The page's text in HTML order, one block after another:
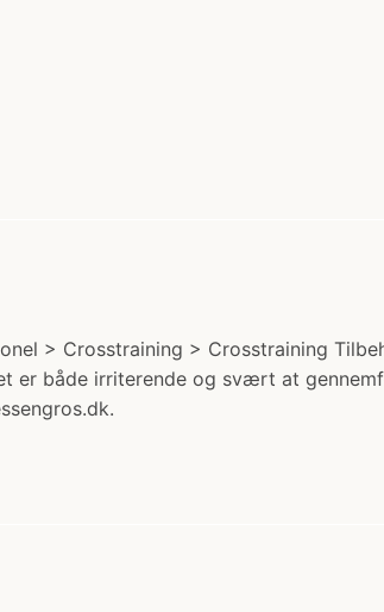
> Crosstraining > Crosstraining
er både irriterende og svært at